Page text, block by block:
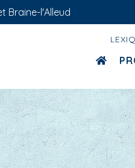
Braine-l'Alleud